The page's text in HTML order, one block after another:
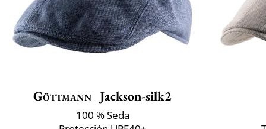
Göttmann Jackson-silk2
100 % Seda